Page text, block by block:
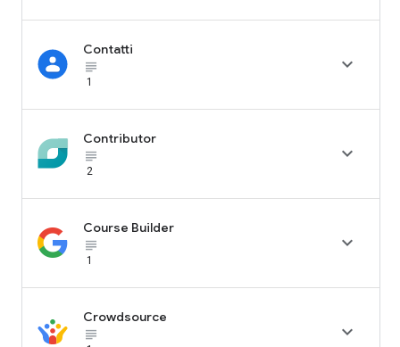
Contatti
subject_black
1

Contributor
subject_black
2

Course Builder
subject_black
1

Crowdsource
subject_black
